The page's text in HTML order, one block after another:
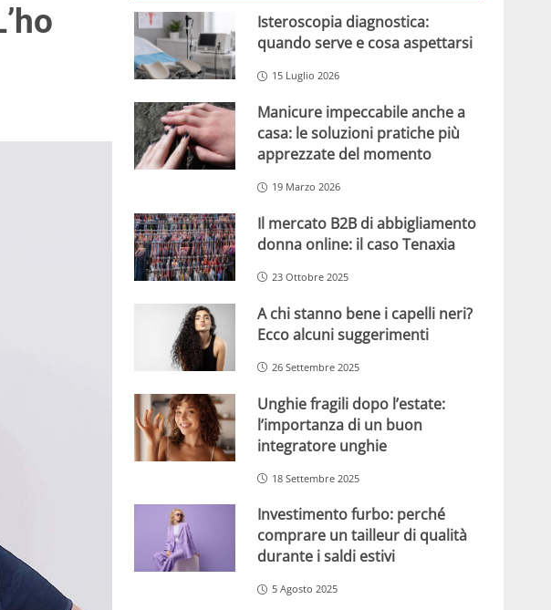
Isteroscopia diagnostica:
quando serve e cosa aspettarsi
15 Luglio 2026
Manicure impeccabile anche a
casa: le soluzioni pratiche più
apprezzate del momento
19 Marzo 2026
Il mercato B2B di abbigliamento
donna online: il caso Tenaxia
23 Ottobre 2025
A chi stanno bene i capelli neri?
Ecco alcuni suggerimenti
26 Settembre 2025
Unghie fragili dopo l’estate:
l’importanza di un buon
integratore unghie
18 Settembre 2025
Investimento furbo: perché
comprare un tailleur di qualità
durante i saldi estivi
5 Agosto 2025